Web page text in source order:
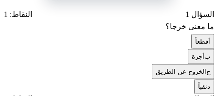
السؤال 1
النقاط: 1
ما معنى خرجا؟
قطعاً
بأجرة
جالخروج عن الطريق
ثقباً